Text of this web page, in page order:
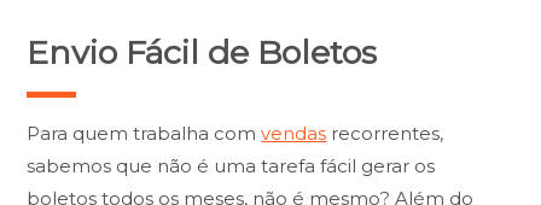
Envio Fácil de Boletos
Para quem trabalha comvendas recorrentes,
sabemos que não é uma tarefa fácil gerar os
boletos todos os meses, não é mesmo? Além do